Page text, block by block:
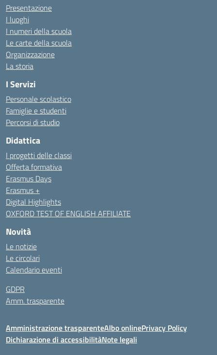
Presentazione
I luoghi
I numeri della scuola
Le carte della scuola
Organizzazione
La storia
I Servizi
Personale scolastico
Famiglie e studenti
Percorsi di studio
Didattica
I progetti delle classi
Offerta formativa
Erasmus Days
Erasmus +
Digital Highlights
OXFORD TEST OF ENGLISH AFFILIATE
Novità
Le notizie
Le circolari
Calendario eventi
GDPR
Amm. trasparente
Amministrazione trasparenteAlbo onlinePrivacy Policy
Dichiarazione di accessibilitàNote legali